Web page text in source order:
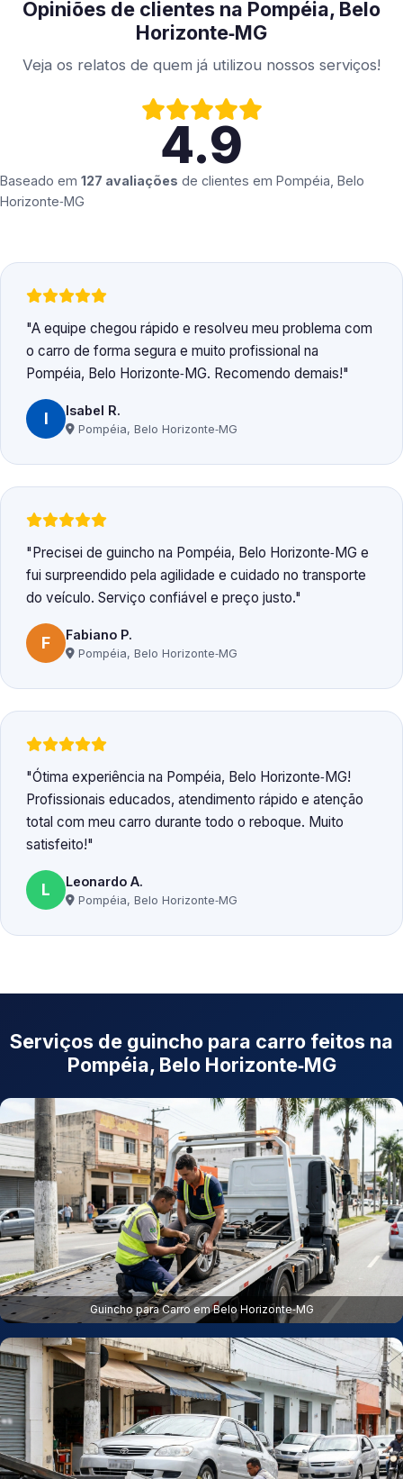
Opiniões de clientes na Pompéia, Belo
Horizonte‑MG
Veja os relatos de quem já utilizou nossos serviços!
4.9
Baseado em 127 avaliações de clientes em Pompéia, Belo
Horizonte‑MG
A equipe chegou rápido e resolveu meu problema com
o carro de forma segura e muito profissional na
Pompéia, Belo Horizonte‑MG. Recomendo demais!
I Isabel R.
Pompéia, Belo Horizonte‑MG
Precisei de guincho na Pompéia, Belo Horizonte‑MG e
fui surpreendido pela agilidade e cuidado no transporte
do veículo. Serviço confiável e preço justo.
F Fabiano P.
Pompéia, Belo Horizonte‑MG
Ótima experiência na Pompéia, Belo Horizonte‑MG!
Profissionais educados, atendimento rápido e atenção
total com meu carro durante todo o reboque. Muito
satisfeito!
L Leonardo A.
Pompéia, Belo Horizonte‑MG
Serviços de guincho para carro feitos na
Pompéia, Belo Horizonte‑MG
Guincho para Carro em Belo Horizonte‑MG